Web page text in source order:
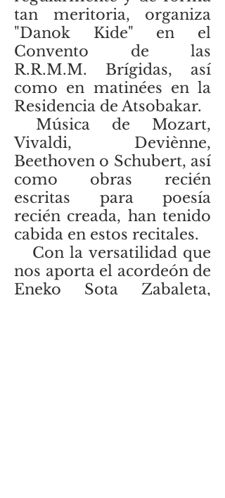
tan meritoria, organiza
"Danok Kide" en el
Convento de las
R.R.M.M. Brígidas, así
como en matinées en la
Residencia de Atsobakar.
Música de Mozart,
Vivaldi, Deviènne,
Beethoven o Schubert, así
como obras recién
escritas para poesía
recién creada, han tenido
cabida en estos recitales.
Con la versatilidad que
nos aporta el acordeón de
Eneko Sota Zabaleta,